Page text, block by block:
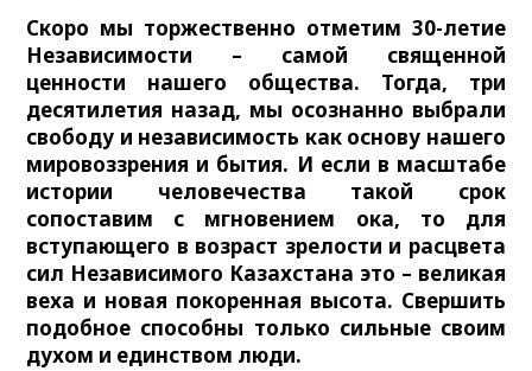
Скоро мы торжественно отметим 30-летие
Независимости – самой священной
ценности нашего общества. Тогда, три
десятилетия назад, мы осознанно выбрали
свободу и независимость как основу нашего
мировоззрения и бытия. И если в масштабе
истории человечества такой срок
сопоставим с мгновением ока, то для
вступающего в возраст зрелости и расцвета
сил Независимого Казахстана это – великая
веха и новая покоренная высота. Свершить
подобное способны только сильные своим
духом и единством люди.